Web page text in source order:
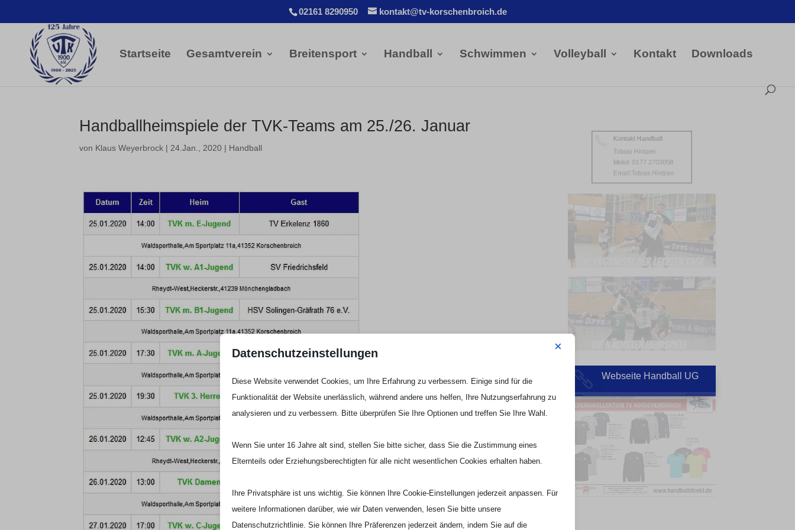
02161 8290950 kontakt@tv-korschenbroich.de
Startseite Gesamtverein Breitensport Handball Schwimmen Volleyball Kontakt Downloads
Handballheimspiele der TVK-Teams am 25./26. Januar
von Klaus Weyerbrock | 24.Jan., 2020 | Handball
Kontakt Handball
Tobias Hintzen
Mobil: 0177 2703058
 Webseite Handball UG
Datenschutzeinstellungen ×
Diese Website verwendet Cookies, um Ihre Erfahrung zu verbessern. Einige sind für die
Funktionalität der Website unerlässlich, während andere uns helfen, Ihre Nutzungserfahrung zu
analysieren und zu verbessern. Bitte überprüfen Sie Ihre Optionen und treffen Sie Ihre Wahl.
Wenn Sie unter 16 Jahre alt sind, stellen Sie bitte sicher, dass Sie die Zustimmung eines
Elternteils oder Erziehungsberechtigten für alle nicht wesentlichen Cookies erhalten haben.
Ihre Privatsphäre ist uns wichtig. Sie können Ihre Cookie-Einstellungen jederzeit anpassen. Für
weitere Informationen darüber, wie wir Daten verwenden, lesen Sie bitte unsere
Datenschutzrichtlinie. Sie können Ihre Präferenzen jederzeit ändern, indem Sie auf die